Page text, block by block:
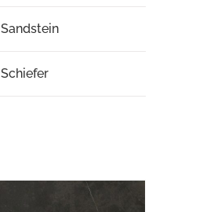
Sandstein
Schiefer